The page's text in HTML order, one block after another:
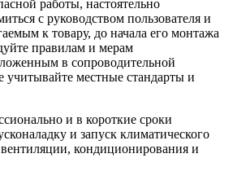
работы, настоятельно
с руководством пользователя и
к товару, до начала его монтажа
правилам и мерам
в сопроводительной
учитывайте местные стандарты и
и в короткие сроки
и запуск климатического
кондиционирования и